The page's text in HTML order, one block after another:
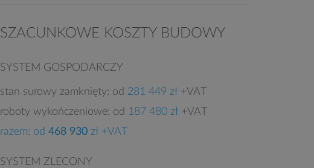
SZACUNKOWE KOSZTY BUDOWY
SYSTEM GOSPODARCZY
stan surowy zamknięty: od 281 449 zł +VAT
roboty wykończeniowe: od 187 480 zł +VAT
razem: od 468 930 zł +VAT
SYSTEM ZLECONY